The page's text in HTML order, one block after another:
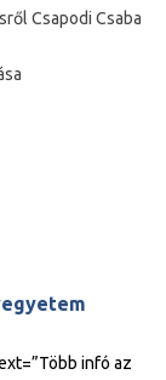
Csapodi Csaba
infó az